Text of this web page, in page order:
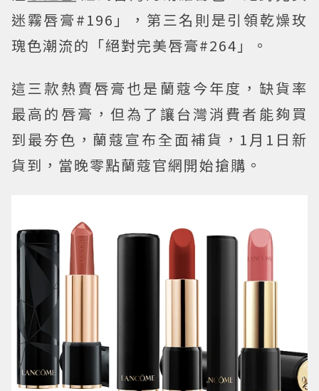
迷霧唇膏#196」，第三名則是引領乾燥玫
瑰色潮流的「絕對完美唇膏#264」。
這三款熱賣唇膏也是蘭蔻今年度，缺貨率
最高的唇膏，但為了讓台灣消費者能夠買
到最夯色，蘭蔻宣布全面補貨，1月1日新
貨到，當晚零點蘭蔻官網開始搶購。